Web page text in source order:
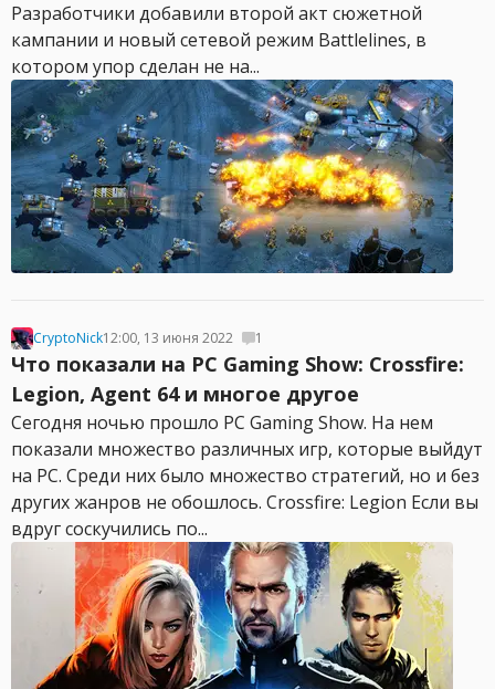
Разработчики добавили второй акт сюжетной
кампании и новый сетевой режим Battlelines, в
котором упор сделан не на...
CryptoNick12:00, 13 июня 2022 1
Что показали на PC Gaming Show: Crossfire:
Legion, Agent 64 и многое другое
Сегодня ночью прошло PC Gaming Show. На нем
показали множество различных игр, которые выйдут
на PC. Среди них было множество стратегий, но и без
других жанров не обошлось. Crossfire: Legion Если вы
вдруг соскучились по...